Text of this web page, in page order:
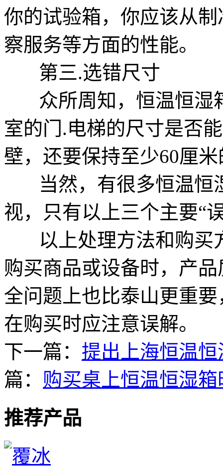
你的试验箱，你应该从
察服务等方面的性能。
第三.选错尺寸
众所周知，恒温恒湿
室的门.电梯的尺寸是否
壁，还要保持至少60厘
当然，有很多恒温恒
视，只有以上三个主要“
以上处理方法和购买
购买商品或设备时，产
全问题上也比泰山更重
在购买时应注意误解。
下一篇： 提出上海恒温
篇： 购买桌上恒温恒湿
推荐产品